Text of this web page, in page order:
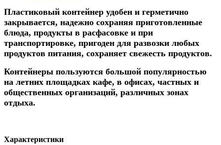
Пластиковый контейнер удобен и герметично
закрывается, надежно сохраняя приготовленные
блюда, продукты в расфасовке и при
транспортировке, пригоден для развозки любых
продуктов питания, сохраняет свежесть продуктов.
Контейнеры пользуются большой популярностью
на летних площадках кафе, в офисах, частных и
общественных организаций, различных зонах
отдыха.
Характеристики